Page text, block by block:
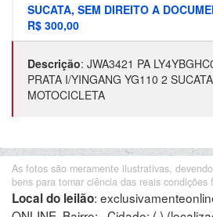
SUCATA, SEM DIREITO A
R$ 300,00
Descrição: JWA3421 PA
PRATA I/YINGANG YG110 2
MOTOCICLETA
As fotos são meramente ilustrativas,
bens para tomar ciência das reais condições
Local do leilão: